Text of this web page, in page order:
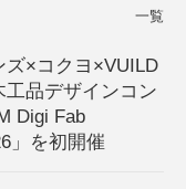
一覧
ズ×コクヨ×VUILD
品デザインコン
Digi Fab
」を初開催